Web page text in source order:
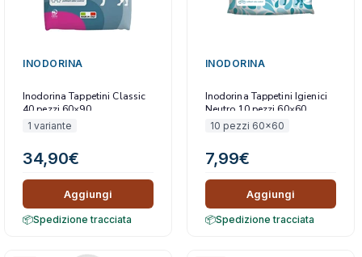
INODORINA
Inodorina Tappetini Classic
40 pezzi 60×90
1 variante
34,90€
Aggiungi
Spedizione tracciata
INODORINA
Inodorina Tappetini Igienici
Neutro 10 pezzi 60×60
10 pezzi 60x60
7,99€
Aggiungi
Spedizione tracciata